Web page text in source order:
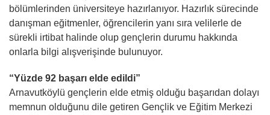
bölümlerinden üniversiteye hazırlanıyor. Hazırlık sürecinde
danışman eğitmenler, öğrencilerin yanı sıra velilerle de
sürekli irtibat halinde olup gençlerin durumu hakkında
onlarla bilgi alışverişinde bulunuyor.
“Yüzde 92 başarı elde edildi”
Arnavutköylü gençlerin elde etmiş olduğu başarıdan dolayı
memnun olduğunu dile getiren Gençlik ve Eğitim Merkezi